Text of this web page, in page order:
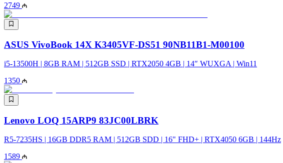
2749
ASUS VivoBook 14X K3405VF-DS51 90NB11B1-M00100
i5-13500H | 8GB RAM | 512GB SSD | RTX2050 4GB | 14″ WUXGA | Win11
1350
Lenovo LOQ 15ARP9 83JC00LBRK
R5-7235HS | 16GB DDR5 RAM | 512GB SDD | 16" FHD+ | RTX4050 6GB | 144Hz
1589